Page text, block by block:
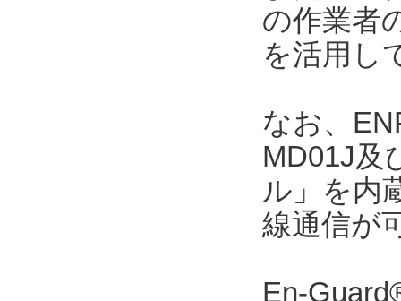
の作業者
を活用し
なお、
MD01J及
ル」を内
線通信が
En-